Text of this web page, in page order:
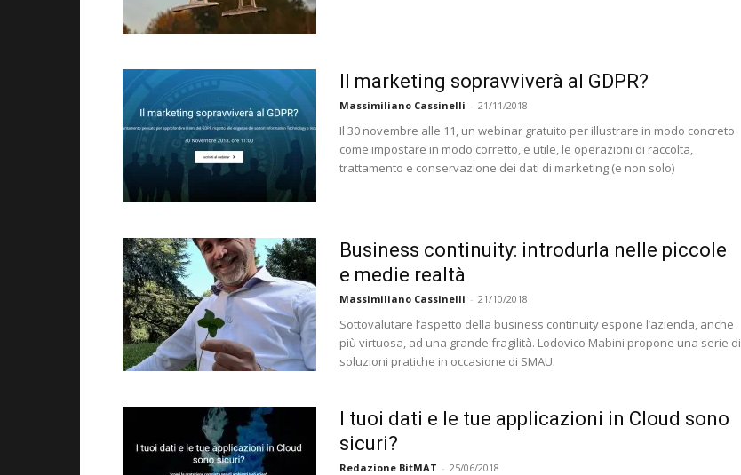
Il marketing sopravviverà al GDPR?
Massimiliano Cassinelli - 21/11/2018
Il 30 novembre alle 11, un webinar gratuito per illustrare in modo concreto
come impostare in modo corretto, e utile, le operazioni di raccolta,
trattamento e conservazione dei dati di marketing (e non solo)
Business continuity: introdurla nelle piccole
e medie realtà
Massimiliano Cassinelli - 21/10/2018
Sottovalutare l’aspetto della business continuity espone l’azienda, anche
più virtuosa, ad una grande fragilità. Lodovico Mabini propone una serie di
soluzioni pratiche in occasione di SMAU.
I tuoi dati e le tue applicazioni in Cloud sono
sicuri?
Redazione BitMAT - 25/06/2018